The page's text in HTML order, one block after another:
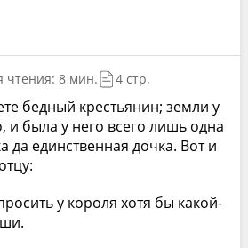
чтения: 8 мин. 4 стр.
бедный крестьянин; земли у
и была у него всего лишь одна
да единственная дочка. Вот и
у короля хотя бы какой-